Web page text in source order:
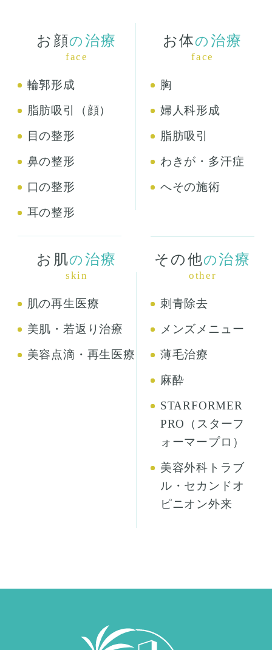
お顔の 治療
face
輪郭形成
脂肪吸引（顔）
目の整形
鼻の整形
口の整形
耳の整形
お体の 治療
face
胸
婦人科形成
脂肪吸引
わきが・多汗症
へその施術
お肌の 治療
skin
肌の再生医療
美肌・若返り治療
美容点滴・再生医療
その他の治療
other
刺青除去
メンズメニュー
薄毛治療
麻酔
STARFORMER
PRO（スターフ
ォーマープロ）
美容外科トラブ
ル・セカンドオ
ピニオン外来